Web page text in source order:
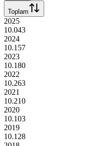
Toplam
2025
10.043
2024
10.157
2023
10.180
2022
10.263
2021
10.210
2020
10.103
2019
10.128